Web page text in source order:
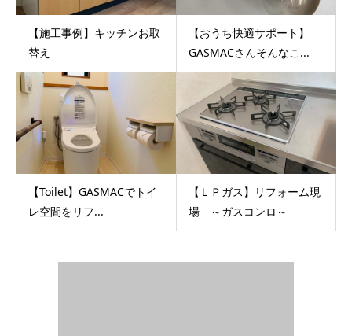
【施工事例】キッチンお取
替え
【おうち快適サポート】
GASMACさんそんなこ...
【Toilet】GASMACでトイ
レ空間をリフ...
【ＬＰガス】リフォーム現
場 ～ガスコンロ～